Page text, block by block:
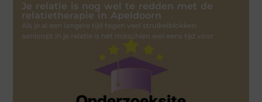
Je relatie is nog wel te redden met de
relatietherapie in Apeldoorn
Als je al een langere tijd tegen veel struikelblokken
aanloopt in je relatie is het misschien wel eens tijd voor